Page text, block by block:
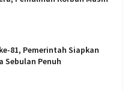
81, Pemerintah Siapkan
Sebulan Penuh